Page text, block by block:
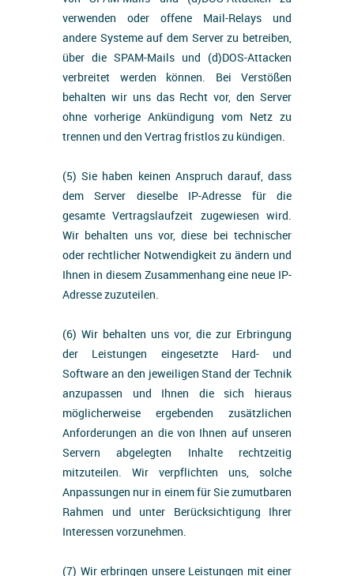
verwenden oder offene Mail-Relays und
andere Systeme auf dem Server zu betreiben,
über die SPAM-Mails und (d)DOS-Attacken
verbreitet werden können. Bei Verstößen
behalten wir uns das Recht vor, den Server
ohne vorherige Ankündigung vom Netz zu
trennen und den Vertrag fristlos zu kündigen.
(5) Sie haben keinen Anspruch darauf, dass
dem Server dieselbe IP-Adresse für die
gesamte Vertragslaufzeit zugewiesen wird.
Wir behalten uns vor, diese bei technischer
oder rechtlicher Notwendigkeit zu ändern und
Ihnen in diesem Zusammenhang eine neue IP-
Adresse zuzuteilen.
(6) Wir behalten uns vor, die zur Erbringung
der Leistungen eingesetzte Hard- und
Software an den jeweiligen Stand der Technik
anzupassen und Ihnen die sich hieraus
möglicherweise ergebenden zusätzlichen
Anforderungen an die von Ihnen auf unseren
Servern abgelegten Inhalte rechtzeitig
mitzuteilen. Wir verpflichten uns, solche
Anpassungen nur in einem für Sie zumutbaren
Rahmen und unter Berücksichtigung Ihrer
Interessen vorzunehmen.
(7) Wir erbringen unsere Leistungen mit einer